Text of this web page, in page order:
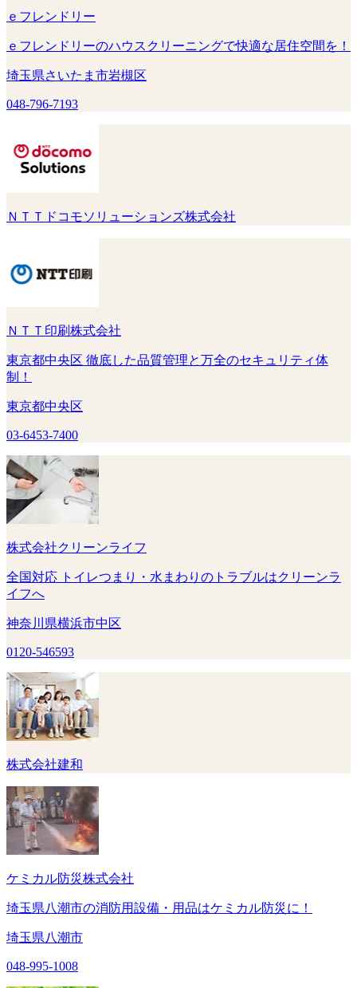
ｅフレンドリー
ｅフレンドリーのハウスクリーニングで快適な居住空間を！
埼玉県さいたま市岩槻区
048-796-7193
ＮＴＴドコモソリューションズ株式会社
ＮＴＴ印刷株式会社
東京都中央区 徹底した品質管理と万全のセキュリティ体
制！
東京都中央区
03-6453-7400
株式会社クリーンライフ
全国対応 トイレつまり・水まわりのトラブルはクリーンラ
イフへ
神奈川県横浜市中区
0120-546593
株式会社建和
ケミカル防災株式会社
埼玉県八潮市の消防用設備・用品はケミカル防災に！
埼玉県八潮市
048-995-1008